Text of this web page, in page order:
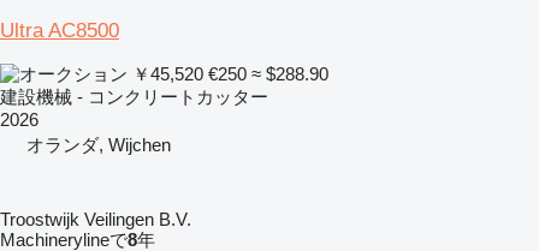
Ultra AC8500
￥45,520 €250 ≈ $288.90
建設機械 - コンクリートカッター
2026
オランダ, Wijchen
Troostwijk Veilingen B.V.
Machinerylineで8年